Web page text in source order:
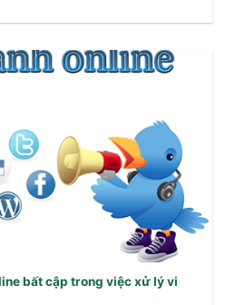
bất cập trong việc xử lý vi